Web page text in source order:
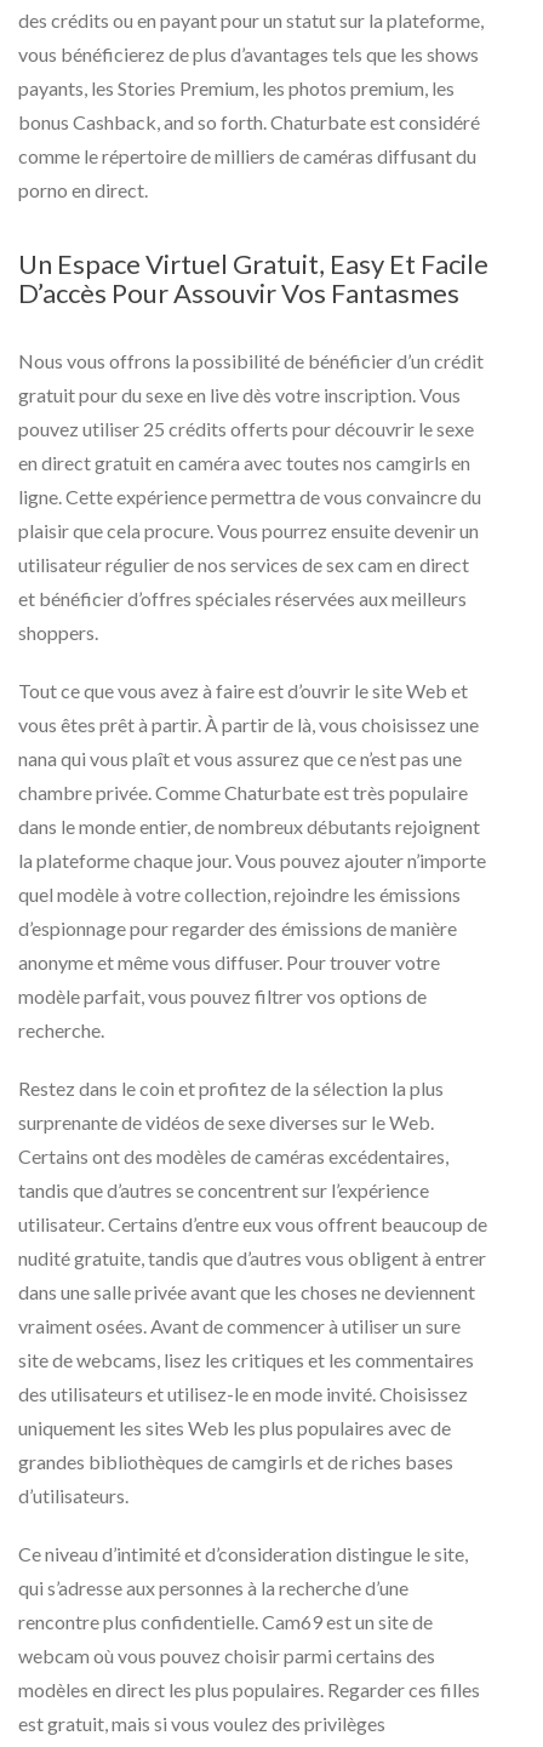
des crédits ou en payant pour un statut sur la plateforme,
vous bénéficierez de plus d’avantages tels que les shows
payants, les Stories Premium, les photos premium, les
bonus Cashback, and so forth. Chaturbate est considéré
comme le répertoire de milliers de caméras diffusant du
porno en direct.
Un Espace Virtuel Gratuit, Easy Et Facile
D’accès Pour Assouvir Vos Fantasmes
Nous vous offrons la possibilité de bénéficier d’un crédit
gratuit pour du sexe en live dès votre inscription. Vous
pouvez utiliser 25 crédits offerts pour découvrir le sexe
en direct gratuit en caméra avec toutes nos camgirls en
ligne. Cette expérience permettra de vous convaincre du
plaisir que cela procure. Vous pourrez ensuite devenir un
utilisateur régulier de nos services de sex cam en direct
et bénéficier d’offres spéciales réservées aux meilleurs
shoppers.
Tout ce que vous avez à faire est d’ouvrir le site Web et
vous êtes prêt à partir. À partir de là, vous choisissez une
nana qui vous plaît et vous assurez que ce n’est pas une
chambre privée. Comme Chaturbate est très populaire
dans le monde entier, de nombreux débutants rejoignent
la plateforme chaque jour. Vous pouvez ajouter n’importe
quel modèle à votre collection, rejoindre les émissions
d’espionnage pour regarder des émissions de manière
anonyme et même vous diffuser. Pour trouver votre
modèle parfait, vous pouvez filtrer vos options de
recherche.
Restez dans le coin et profitez de la sélection la plus
surprenante de vidéos de sexe diverses sur le Web.
Certains ont des modèles de caméras excédentaires,
tandis que d’autres se concentrent sur l’expérience
utilisateur. Certains d’entre eux vous offrent beaucoup de
nudité gratuite, tandis que d’autres vous obligent à entrer
dans une salle privée avant que les choses ne deviennent
vraiment osées. Avant de commencer à utiliser un sure
site de webcams, lisez les critiques et les commentaires
des utilisateurs et utilisez-le en mode invité. Choisissez
uniquement les sites Web les plus populaires avec de
grandes bibliothèques de camgirls et de riches bases
d’utilisateurs.
Ce niveau d’intimité et d’consideration distingue le site,
qui s’adresse aux personnes à la recherche d’une
rencontre plus confidentielle. Cam69 est un site de
webcam où vous pouvez choisir parmi certains des
modèles en direct les plus populaires. Regarder ces filles
est gratuit, mais si vous voulez des privilèges